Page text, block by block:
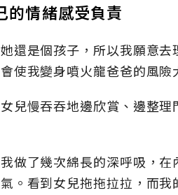
的情緒感受負責
還是個孩子，所以我願意
使我變身噴火龍爸爸的風險
兒慢吞吞地邊欣賞、邊整
做了幾次綿長的深呼吸，
。看到女兒拖拖拉拉，而